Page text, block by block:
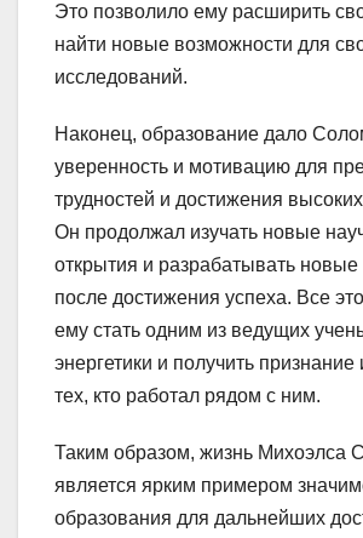
Это позволило ему расширить
найти новые возможности для
исследований.
Наконец, образование дало
уверенность и мотивацию для
трудностей и достижения
Он продолжал изучать новые
открытия и разрабатывать
после достижения успеха. Все
ему стать одним из ведущих
энергетики и получить
тех, кто работал рядом с ним.
Таким образом, жизнь Михоэлса
является ярким примером
образования для дальнейших